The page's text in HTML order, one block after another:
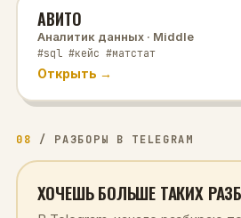
АВИТО
Аналитик данных· Middle
#sql #кейс #матстат
Открыть →
08 / РАЗБОРЫ В TELEGRAM
ХОЧЕШЬ БОЛЬШЕ ТАКИХ